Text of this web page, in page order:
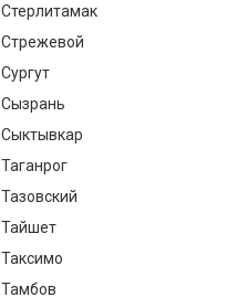
Стерлитамак
Стрежевой
Сургут
Сызрань
Сыктывкар
Таганрог
Тазовский
Тайшет
Таксимо
Тамбов